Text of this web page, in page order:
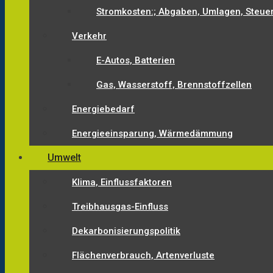
Stromkosten:; Abgaben, Umlagen,
Verkehr
E-Autos, Batterien
Gas, Wasserstoff, Brennstoffzellen
Energiebedarf
Energieeinsparung, Wärmedämmung
Umwelt
Klima, Einflussfaktoren
Treibhausgas-Einfluss
Dekarbonisierungspolitik
Flächenverbrauch, Artenverluste